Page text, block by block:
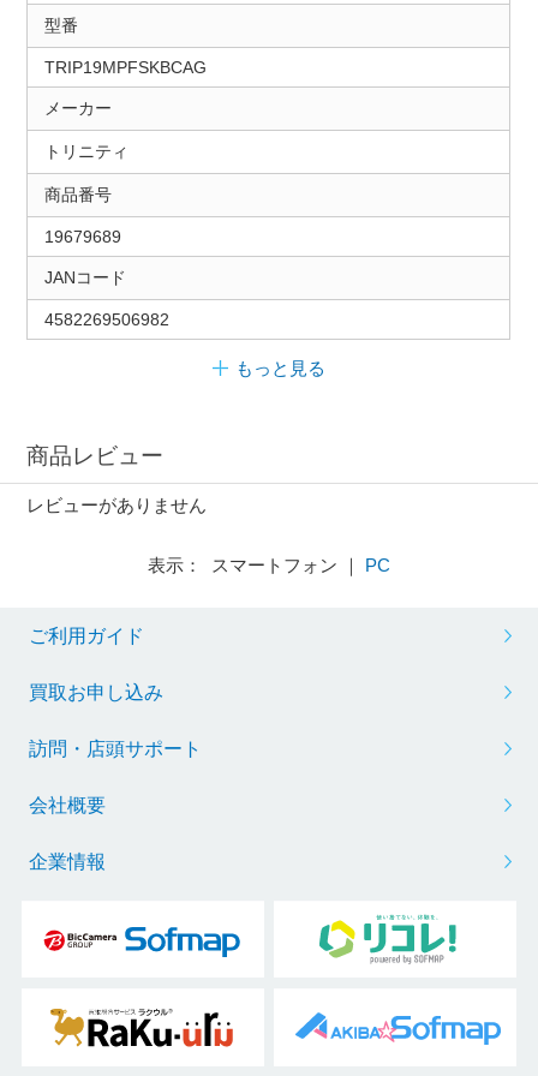
型番
TRIP19MPFSKBCAG
メーカー
トリニティ
商品番号
19679689
JANコード
4582269506982
もっと見る
商品レビュー
レビューがありません
表示： スマートフォン ｜ PC
ご利用ガイド
買取お申し込み
訪問・店頭サポート
会社概要
企業情報